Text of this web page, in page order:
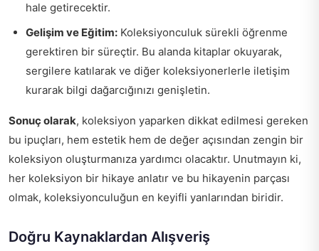
hale getirecektir.
Gelişim ve Eğitim: Koleksiyonculuk sürekli öğrenme
gerektiren bir süreçtir. Bu alanda kitaplar okuyarak,
sergilere katılarak ve diğer koleksiyonerlerle iletişim
kurarak bilgi dağarcığınızı genişletin.
Sonuç olarak, koleksiyon yaparken dikkat edilmesi gereken
bu ipuçları, hem estetik hem de değer açısından zengin bir
koleksiyon oluşturmanıza yardımcı olacaktır. Unutmayın ki,
her koleksiyon bir hikaye anlatır ve bu hikayenin parçası
olmak, koleksiyonculuğun en keyifli yanlarından biridir.
Doğru Kaynaklardan Alışveriş